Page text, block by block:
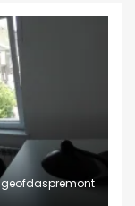
geofdaspremont